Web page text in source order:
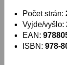
Počet strán:
Vyjde/vyšlo:
EAN:
ISBN: 978-